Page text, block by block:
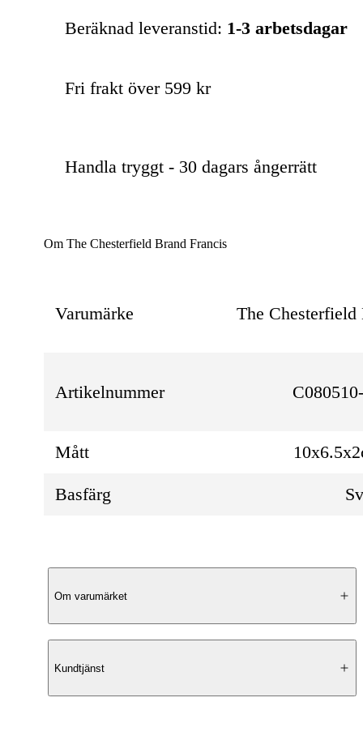
Beräknad leveranstid: 1-3 arbetsdagar
Fri frakt över 599 kr
Handla tryggt - 30 dagars ångerrätt
Om The Chesterfield Brand Francis
Varumärke The Chesterfield
Artikelnummer
Mått
Basfärg
Produktbeskrivning
Smart Design
Om varumärket
Kundtjänst